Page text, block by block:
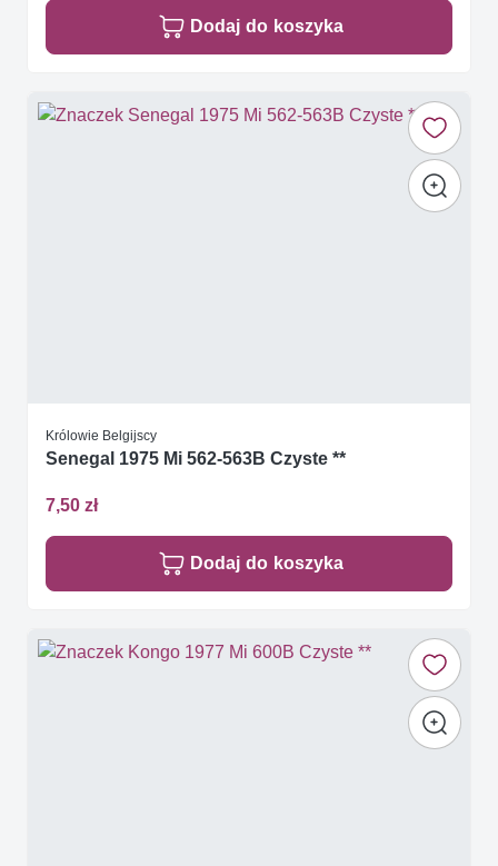
Dodaj do koszyka
Królowie Belgijscy
Senegal 1975 Mi 562-563B Czyste **
7,50 zł
Dodaj do koszyka